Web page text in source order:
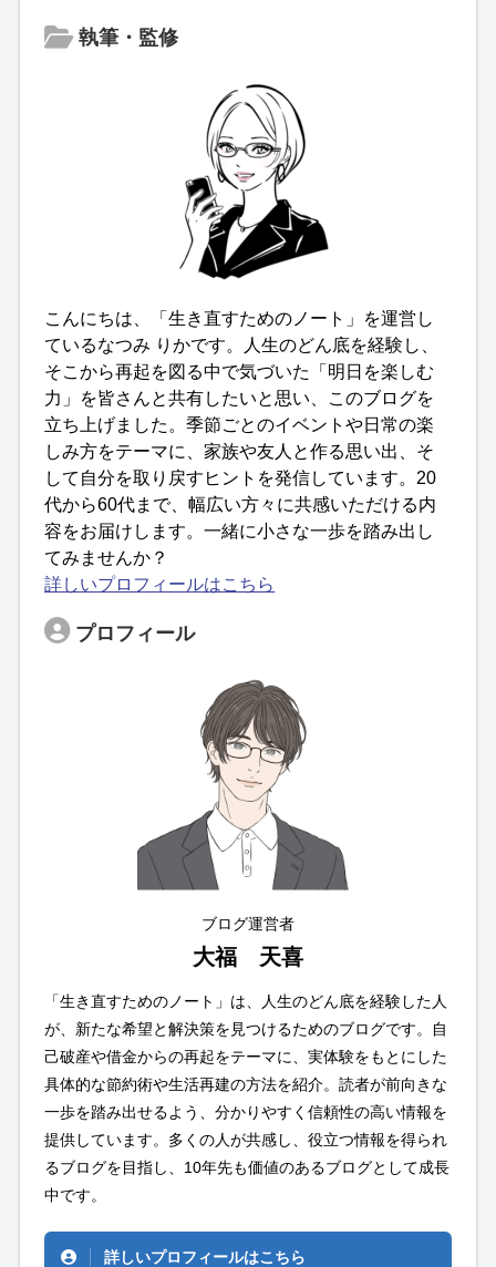
執筆・監修
こんにちは、「生き直すためのノート」を運営し
ているなつみ りかです。人生のどん底を経験し、
そこから再起を図る中で気づいた「明日を楽しむ
力」を皆さんと共有したいと思い、このブログを
立ち上げました。季節ごとのイベントや日常の楽
しみ方をテーマに、家族や友人と作る思い出、そ
して自分を取り戻すヒントを発信しています。20
代から60代まで、幅広い方々に共感いただける内
容をお届けします。一緒に小さな一歩を踏み出し
てみませんか？
詳しいプロフィールはこちら
プロフィール
ブログ運営者
大福 天喜
「生き直すためのノート」は、人生のどん底を経験した人
が、新たな希望と解決策を見つけるためのブログです。自
己破産や借金からの再起をテーマに、実体験をもとにした
具体的な節約術や生活再建の方法を紹介。読者が前向きな
一歩を踏み出せるよう、分かりやすく信頼性の高い情報を
提供しています。多くの人が共感し、役立つ情報を得られ
るブログを目指し、10年先も価値のあるブログとして成長
中です。
詳しいプロフィールはこちら